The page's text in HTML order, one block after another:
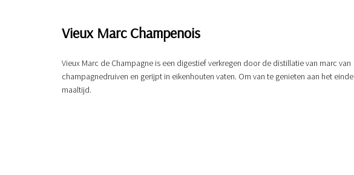
Vieux Marc Champenois
Vieux Marc de Champagne is een digestief verkregen door de distillatie van marc van
champagnedruiven en gerijpt in eikenhouten vaten. Om van te genieten aan het
maaltijd.